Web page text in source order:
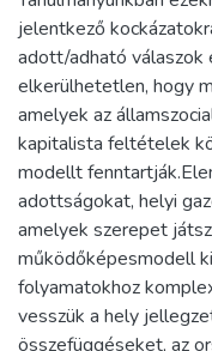
jelentkező
adott/adható válaszok
elkerülhetetlen, hogy
amelyek az
kapitalista feltételek
modellt
adottságokat, helyi
amelyek szerepet
működőképesmodell
folyamatokhoz
vesszük a hely
összefüggéseket, az